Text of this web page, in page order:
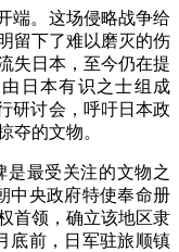
。这场侵略战争给
留下了难以磨灭的伤
失日本，至今仍在提
日本有识之士组成
研讨会，呼吁日本政
夺的文物。
最受关注的文物之
中央政府特使奉命册
首领，确立该地区隶
底前，日军驻旅顺镇